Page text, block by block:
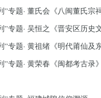
”专题· 董氏会《八闽董氏宗
”专题· 吴恒之《晋安区历史
”专题· 黄祖绪《明代莆仙及
”专题· 黄荣春《闽都考古录